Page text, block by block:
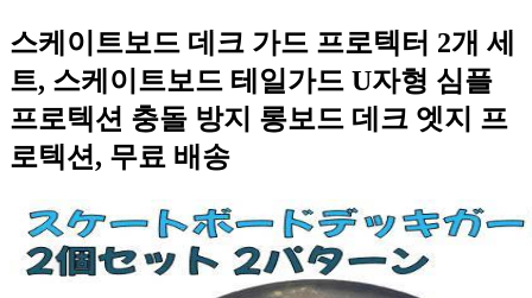
스케이트보드 데크 가드 프로텍터 2개 세
트, 스케이트보드 테일가드 U자형 심플
프로텍션 충돌 방지 롱보드 데크 엣지 프
로텍션, 무료 배송